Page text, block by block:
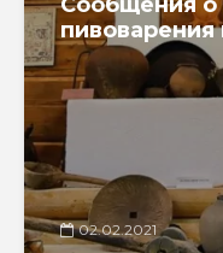
пивоварения
02.02.2021